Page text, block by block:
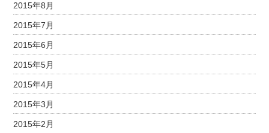
2015年8月
2015年7月
2015年6月
2015年5月
2015年4月
2015年3月
2015年2月